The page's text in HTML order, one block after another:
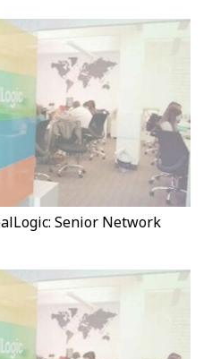
Senior Network